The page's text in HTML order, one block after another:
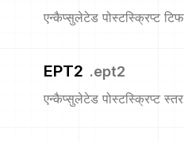
एन्कैप्सुलेटेड पोस्टस्क्रिप्ट
EPT2 .ept2
एन्कैप्सुलेटेड पोस्टस्क्रिप्ट